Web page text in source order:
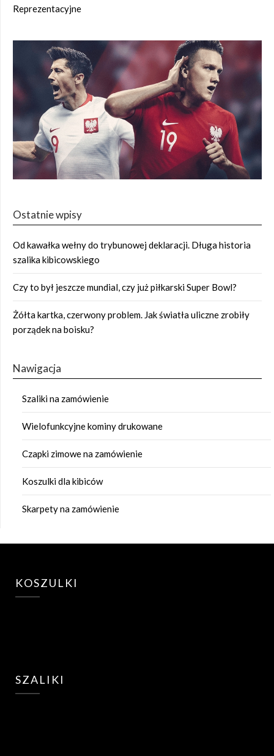
Reprezentacyjne
Ostatnie wpisy
Od kawałka wełny do trybunowej deklaracji. Długa historia
szalika kibicowskiego
Czy to był jeszcze mundial, czy już piłkarski Super Bowl?
Żółta kartka, czerwony problem. Jak światła uliczne zrobiły
porządek na boisku?
Nawigacja
Szaliki na zamówienie
Wielofunkcyjne kominy drukowane
Czapki zimowe na zamówienie
Koszulki dla kibiców
Skarpety na zamówienie
KOSZULKI
SZALIKI